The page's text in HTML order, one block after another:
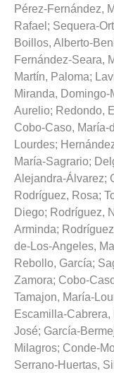
Pérez-Fernández,
Rafael ; Sequera-
Boillos, Alberto-
Fernández-Seara,
Martín, Paloma;
Miranda, Domingo-
Aurelio; Redondo,
Cobo-Caso, María-
Lourdes;
María-Sagrario;
Alejandra-Álvarez;
Rodríguez, Rosa;
Diego; Rodríguez,
Arminda;
de-Los-Angeles,
Rebollo, García;
Zamora; Cobo-
Tamajon, María-
Escamilla-Cabrera,
José; García-
Milagros; Conde-
Serrano-Huertas,